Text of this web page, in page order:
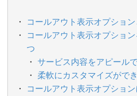
コールアウト表示オプショ
コールアウト表示オプショ
つ
サービス内容をアピール
柔軟にカスタマイズがで
コールアウト表示オプショ